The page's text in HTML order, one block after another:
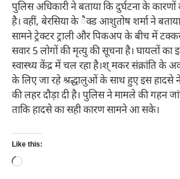
पुलिस अधिकारी ने बताया कि दुर्घटना के
है। वहीं, बेरसिया के ैक्ड आशुतोष शर्मा ने बताया,
सामने ट्रेक्टर ट्राली और पिकअप के बीच में
सवार 5 लोगों की मृत्यु की सूचना है। घायलों का
स्वास्थ्य केंद्र में चल रहा है।श् मकर संक्रांति के
के लिए जा रहे श्रद्धालुओं के साथ हुए इस हादसे
की लहर दौड़ा दी है। पुलिस ने मामले की गहन
ताकि हादसे का सही कारण सामने आ सके।
Like this:
Loading…